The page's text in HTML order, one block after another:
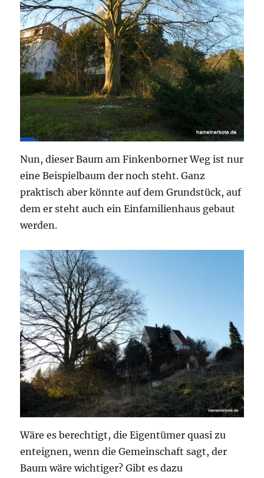
Nun, dieser Baum am Finkenborner Weg ist nur
eine Beispielbaum der noch steht. Ganz
praktisch aber könnte auf dem Grundstück, auf
dem er steht auch ein Einfamilienhaus gebaut
werden.
Wäre es berechtigt, die Eigentümer quasi zu
enteignen, wenn die Gemeinschaft sagt, der
Baum wäre wichtiger? Gibt es dazu